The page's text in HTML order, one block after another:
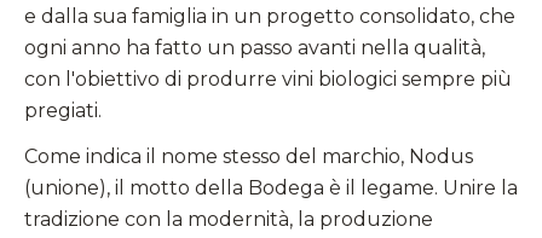
e dalla sua famiglia in un progetto consolidato, che
ogni anno ha fatto un passo avanti nella qualità,
con l'obiettivo di produrre vini biologici sempre più
pregiati.
Come indica il nome stesso del marchio, Nodus
(unione), il motto della Bodega è il legame. Unire la
tradizione con la modernità, la produzione